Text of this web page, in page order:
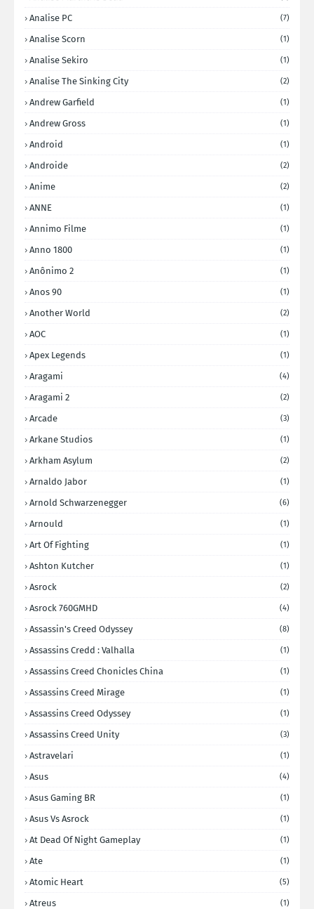
Analise PC (7)
Analise Scorn (1)
Analise Sekiro (1)
Analise The Sinking City (2)
Andrew Garfield (1)
Andrew Gross (1)
Android (1)
Androide (2)
Anime (2)
ANNE (1)
Annimo Filme (1)
Anno 1800 (1)
Anônimo 2 (1)
Anos 90 (1)
Another World (2)
AOC (1)
Apex Legends (1)
Aragami (4)
Aragami 2 (2)
Arcade (3)
Arkane Studios (1)
Arkham Asylum (2)
Arnaldo Jabor (1)
Arnold Schwarzenegger (6)
Arnould (1)
Art Of Fighting (1)
Ashton Kutcher (1)
Asrock (2)
Asrock 760GMHD (4)
Assassin's Creed Odyssey (8)
Assassins Credd : Valhalla (1)
Assassins Creed Chonicles China (1)
Assassins Creed Mirage (1)
Assassins Creed Odyssey (1)
Assassins Creed Unity (3)
Astravelari (1)
Asus (4)
Asus Gaming BR (1)
Asus Vs Asrock (1)
At Dead Of Night Gameplay (1)
Ate (1)
Atomic Heart (5)
Atreus (1)